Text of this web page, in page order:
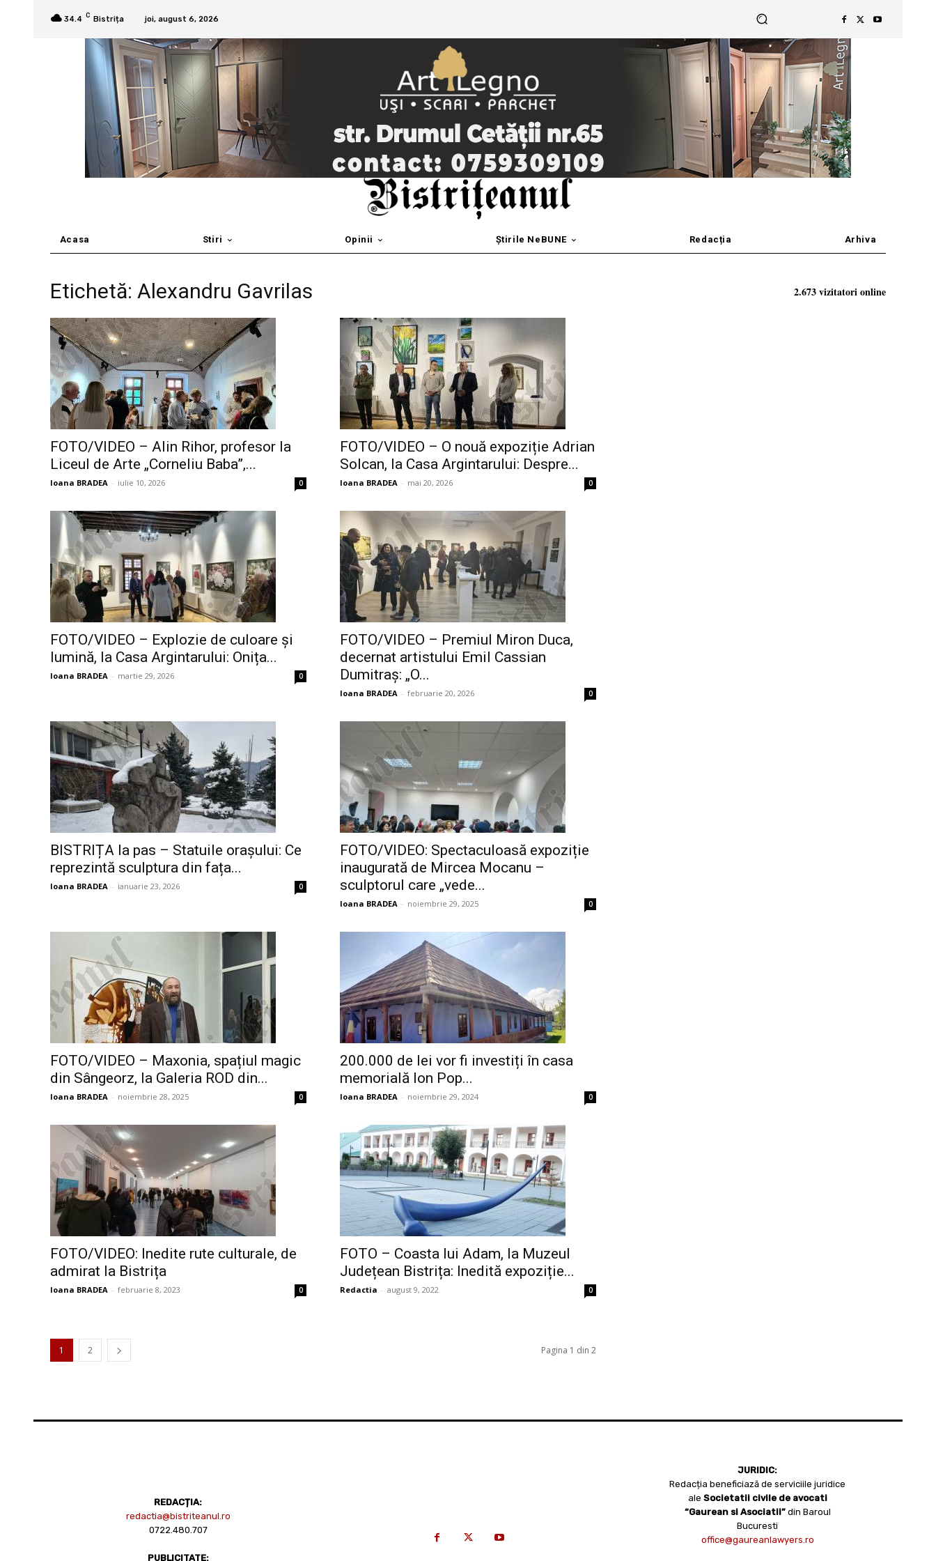
34.4 C Bistrița joi, august 6, 2026
Acasa Stiri Opinii Știrile NeBUNE Redacția Arhiva
Etichetă: Alexandru Gavrilas
FOTO/VIDEO – Alin Rihor, profesor la
Liceul de Arte „Corneliu Baba”,...
Ioana BRADEA - iulie 10, 2026 0
FOTO/VIDEO – O nouă expoziție Adrian
Solcan, la Casa Argintarului: Despre...
Ioana BRADEA - mai 20, 2026 0
FOTO/VIDEO – Explozie de culoare și
lumină, la Casa Argintarului: Onița...
Ioana BRADEA - martie 29, 2026 0
FOTO/VIDEO – Premiul Miron Duca,
decernat artistului Emil Cassian
Dumitraș: „O...
Ioana BRADEA - februarie 20, 2026 0
BISTRIȚA la pas – Statuile orașului: Ce
reprezintă sculptura din fața...
Ioana BRADEA - ianuarie 23, 2026 0
FOTO/VIDEO: Spectaculoasă expoziție
inaugurată de Mircea Mocanu –
sculptorul care „vede...
Ioana BRADEA - noiembrie 29, 2025 0
FOTO/VIDEO – Maxonia, spațiul magic
din Sângeorz, la Galeria ROD din...
Ioana BRADEA - noiembrie 28, 2025 0
200.000 de lei vor fi investiți în casa
memorială Ion Pop...
Ioana BRADEA - noiembrie 29, 2024 0
FOTO/VIDEO: Inedite rute culturale, de
admirat la Bistrița
Ioana BRADEA - februarie 8, 2023 0
FOTO – Coasta lui Adam, la Muzeul
Județean Bistrița: Inedită expoziție...
Redactia - august 9, 2022 0
1 2 Pagina 1 din 2
2.673 vizitatori online
REDACȚIA:
redactia@bistriteanul.ro
0722.480.707
PUBLICITATE:
JURIDIC:
Redacția beneficiază de serviciile juridice
ale Societatii civile de avocati
“Gaurean si Asociatii” din Baroul
Bucuresti
office@gaureanlawyers.ro